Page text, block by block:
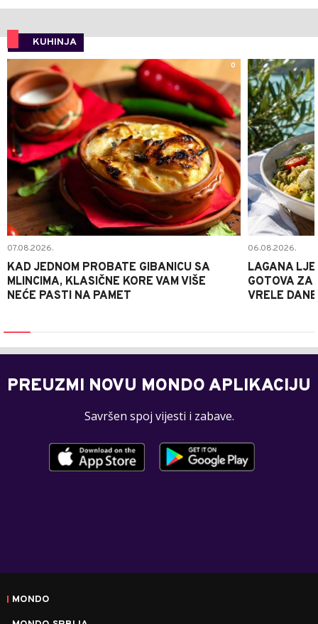
KUHINJA
0
07.08.2026.
KAD JEDNOM PROBATE GIBANICU SA
MLINCIMA, KLASIČNE KORE VAM VIŠE
NEĆE PASTI NA PAMET
06.08.2026.
LAGANA
GOTOVA ZA
VRELE DANE
PREUZMI NOVU MONDO APLIKACIJU
Savršen spoj vijesti i zabave.
MONDO